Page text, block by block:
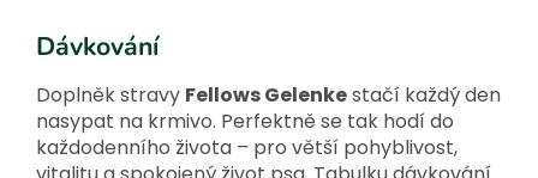
Dávkování
Doplněk stravy Fellows Gelenkestačí každý den
nasypat na krmivo. Perfektně se tak hodí do
každodenního života – pro větší pohyblivost,